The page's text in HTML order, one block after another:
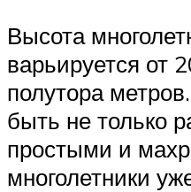
Высота
варьируется от
полутора
быть не только
простыми и
многолетники